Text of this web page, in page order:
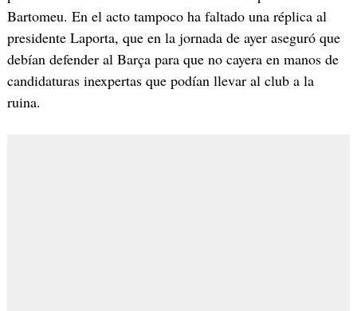
Bartomeu. En el acto tampoco ha faltado una réplica al
presidente Laporta, que en la jornada de ayer aseguró que
debían defender al Barça para que no cayera en manos de
candidaturas inexpertas que podían llevar al club a la
ruina.